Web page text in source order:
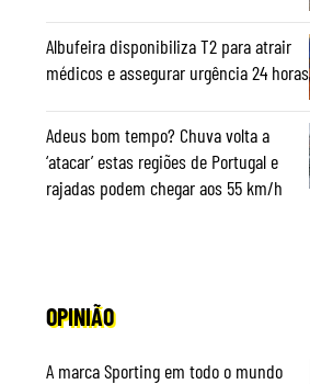
Albufeira disponibiliza T2 para atrair
médicos e assegurar urgência 24 horas
Adeus bom tempo? Chuva volta a
‘atacar’ estas regiões de Portugal e
rajadas podem chegar aos 55 km/h
OPINIÃO
A marca Sporting em todo o mundo